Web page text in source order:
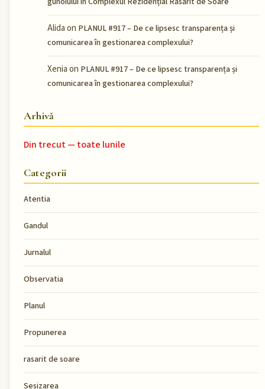
Alidaon PLANUL #917 – De ce lipsesc transparența și
comunicarea în gestionarea complexului?
Xeniaon PLANUL #917 – De ce lipsesc transparența și
comunicarea în gestionarea complexului?
Arhivă
Din trecut — toate lunile
Categorii
Atentia
Gandul
Jurnalul
Observatia
Planul
Propunerea
rasarit de soare
Sesizarea